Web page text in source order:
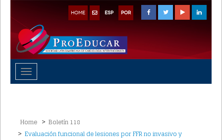
HOME ESP POR
Toggle
navigation
Home
Boletín 118
Evaluación funcional de lesiones por FFR no invasivo y